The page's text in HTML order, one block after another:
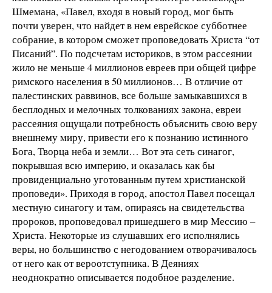
Шмемана, «Павел, входя в новый город, мог быть
почти уверен, что найдет в нем еврейское субботнее
собрание, в котором сможет проповедовать Христа “от
Писаний”. По подсчетам историков, в этом рассеянии
жило не меньше 4 миллионов евреев при общей цифре
римского населения в 50 миллионов… В отличие от
палестинских раввинов, все больше замыкавшихся в
бесплодных и мелочных толкованиях закона, евреи
рассеяния ощущали потребность объяснить свою веру
внешнему миру, привести его к познанию истинного
Бога, Творца неба и земли… Вот эта сеть синагог,
покрывшая всю империю, и оказалась как бы
провиденциально уготованным путем христианской
проповеди». Приходя в город, апостол Павел посещал
местную синагогу и там, опираясь на свидетельства
пророков, проповедовал пришедшего в мир Мессию –
Христа. Некоторые из слушавших его исполнялись
веры, но большинство с негодованием отворачивалось
от него как от вероотступника. В Деяниях
неоднократно описывается подобное разделение.